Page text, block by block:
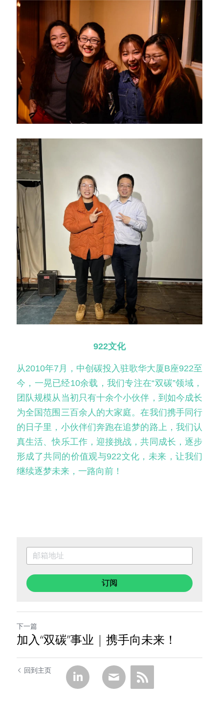
922文化
从2010年7月，中创碳投入驻歌华大厦B座922至
今，一晃已经10余载，我们专注在“双碳”领域，
团队规模从当初只有十余个小伙伴，到如今成长
为全国范围三百余人的大家庭。在我们携手同行
的日子里，小伙伴们奔跑在追梦的路上，我们认
真生活、快乐工作，迎接挑战，共同成长，逐步
形成了共同的价值观与922文化，未来，让我们
继续逐梦未来，一路向前！
订阅
下一篇
加入“双碳”事业 | 携手向未来！
回到主页